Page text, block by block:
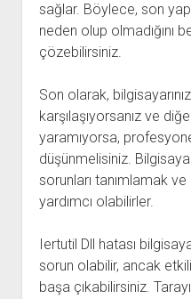
sağlar. Böylece, son
neden olup olmadığını
çözebilirsiniz.
Son olarak,
karşılaşıyorsanız ve
yaramıyorsa,
düşünmelisiniz.
sorunları tanımlamak
yardımcı olabilirler.
Iertutil Dll hatası
sorun olabilir, ancak
başa çıkabilirsiniz.